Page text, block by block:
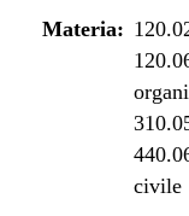
Materia:
civile